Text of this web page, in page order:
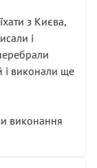
з Києва,
і
і виконали ще
виконання